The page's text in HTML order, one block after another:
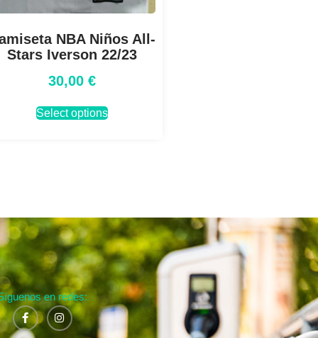
NBA Niños All-
Stars Iverson 22/23
30,00 €
Select options
en redes: